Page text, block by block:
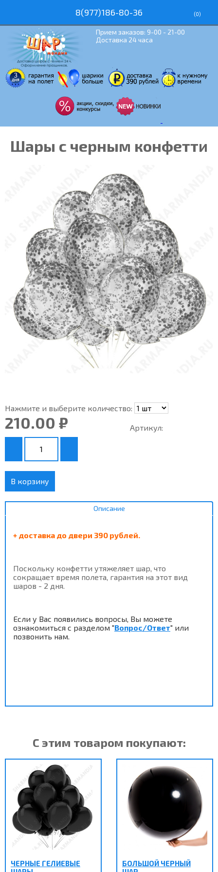
8(977)186-80-36 (0)
Прием заказов: 9-00 - 21-00
Доставка 24 часа
Шары с черным конфетти
Нажмите и выберите количество:
210.00 ₽ Артикул:
В корзину
Описание
+ доставка до двери 390 рублей.
Поскольку конфетти утяжеляет шар, что
сокращает время полета, гарантия на этот вид
шаров - 2 дня.
Если у Вас появились вопросы, Вы можете
ознакомиться с разделом "Вопрос/Ответ" или
позвонить нам.
С этим товаром покупают:
ЧЕРНЫЕ ГЕЛИЕВЫЕ
БОЛЬШОЙ ЧЕРНЫЙ